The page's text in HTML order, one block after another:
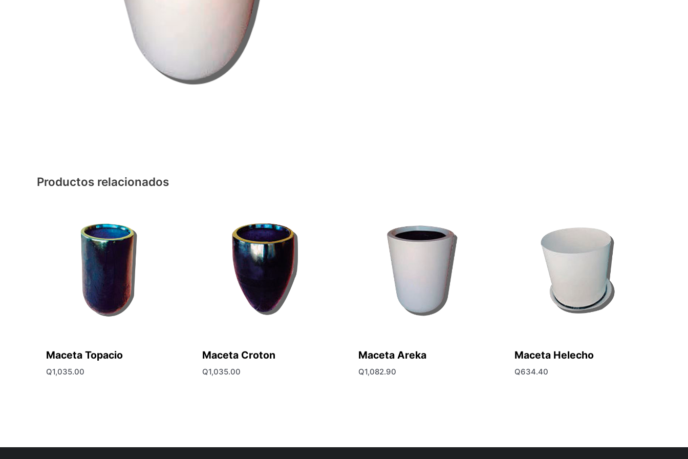
Productos relacionados
Maceta Topacio
Q1,035.00
Maceta Croton
Q1,035.00
Maceta Areka
Q1,082.90
Maceta Helecho
Q634.40